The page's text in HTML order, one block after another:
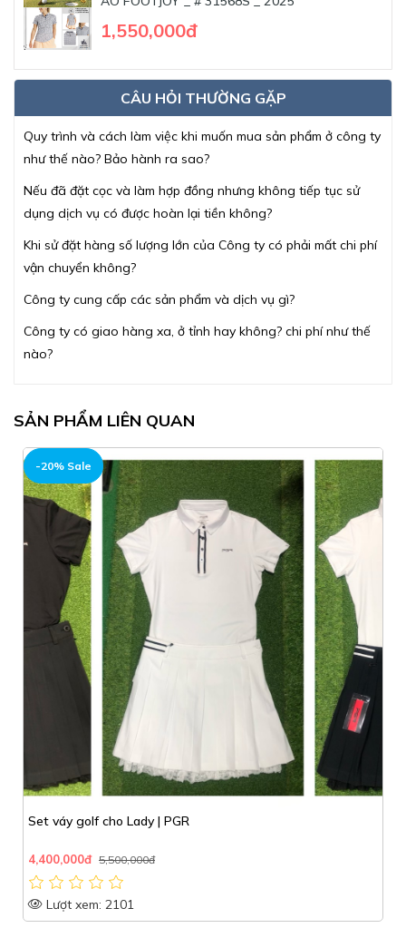
1,550,000đ
CÂU HỎI THƯỜNG GẶP
Quy trình và cách làm việc khi muốn mua sản phẩm ở công ty
như thế nào? Bảo hành ra sao?
Nếu đã đặt cọc và làm hợp đồng nhưng không tiếp tục sử
dụng dịch vụ có được hoàn lại tiền không?
Khi sử đặt hàng số lượng lớn của Công ty có phải mất chi phí
vận chuyển không?
Công ty cung cấp các sản phẩm và dịch vụ gì?
Công ty có giao hàng xa, ở tỉnh hay không? chi phí như thế
nào?
SẢN PHẨM LIÊN QUAN
ÁO FOOTJOY _ # 31566 _ 2025
1,550,000đ
Lượt xem: 1388